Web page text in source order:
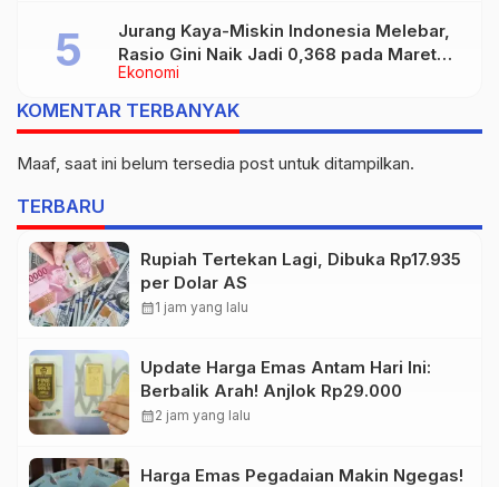
Ekonomi
Jurang Kaya-Miskin Indonesia Melebar,
Rasio Gini Naik Jadi 0,368 pada Maret
2026
KOMENTAR TERBANYAK
Maaf, saat ini belum tersedia post untuk ditampilkan.
TERBARU
Rupiah Tertekan Lagi, Dibuka Rp17.935
per Dolar AS
calendar_month1 jam yang lalu
Update Harga Emas Antam Hari Ini:
Berbalik Arah! Anjlok Rp29.000
calendar_month2 jam yang lalu
Harga Emas Pegadaian Makin Ngegas!